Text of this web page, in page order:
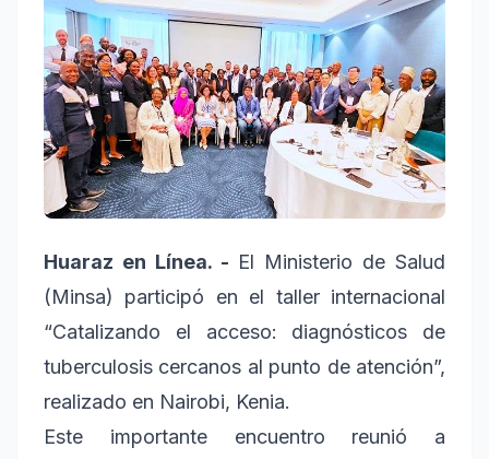
Huaraz en Línea. - El Ministerio de Salud
(Minsa) participó en el taller internacional
“Catalizando el acceso: diagnósticos de
tuberculosis cercanos al punto de atención”,
realizado en Nairobi, Kenia.
Este importante encuentro reunió a